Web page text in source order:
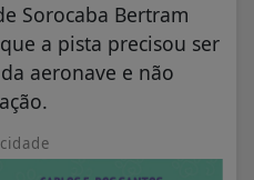
Sorocaba Bertram
a pista precisou ser
aeronave e não